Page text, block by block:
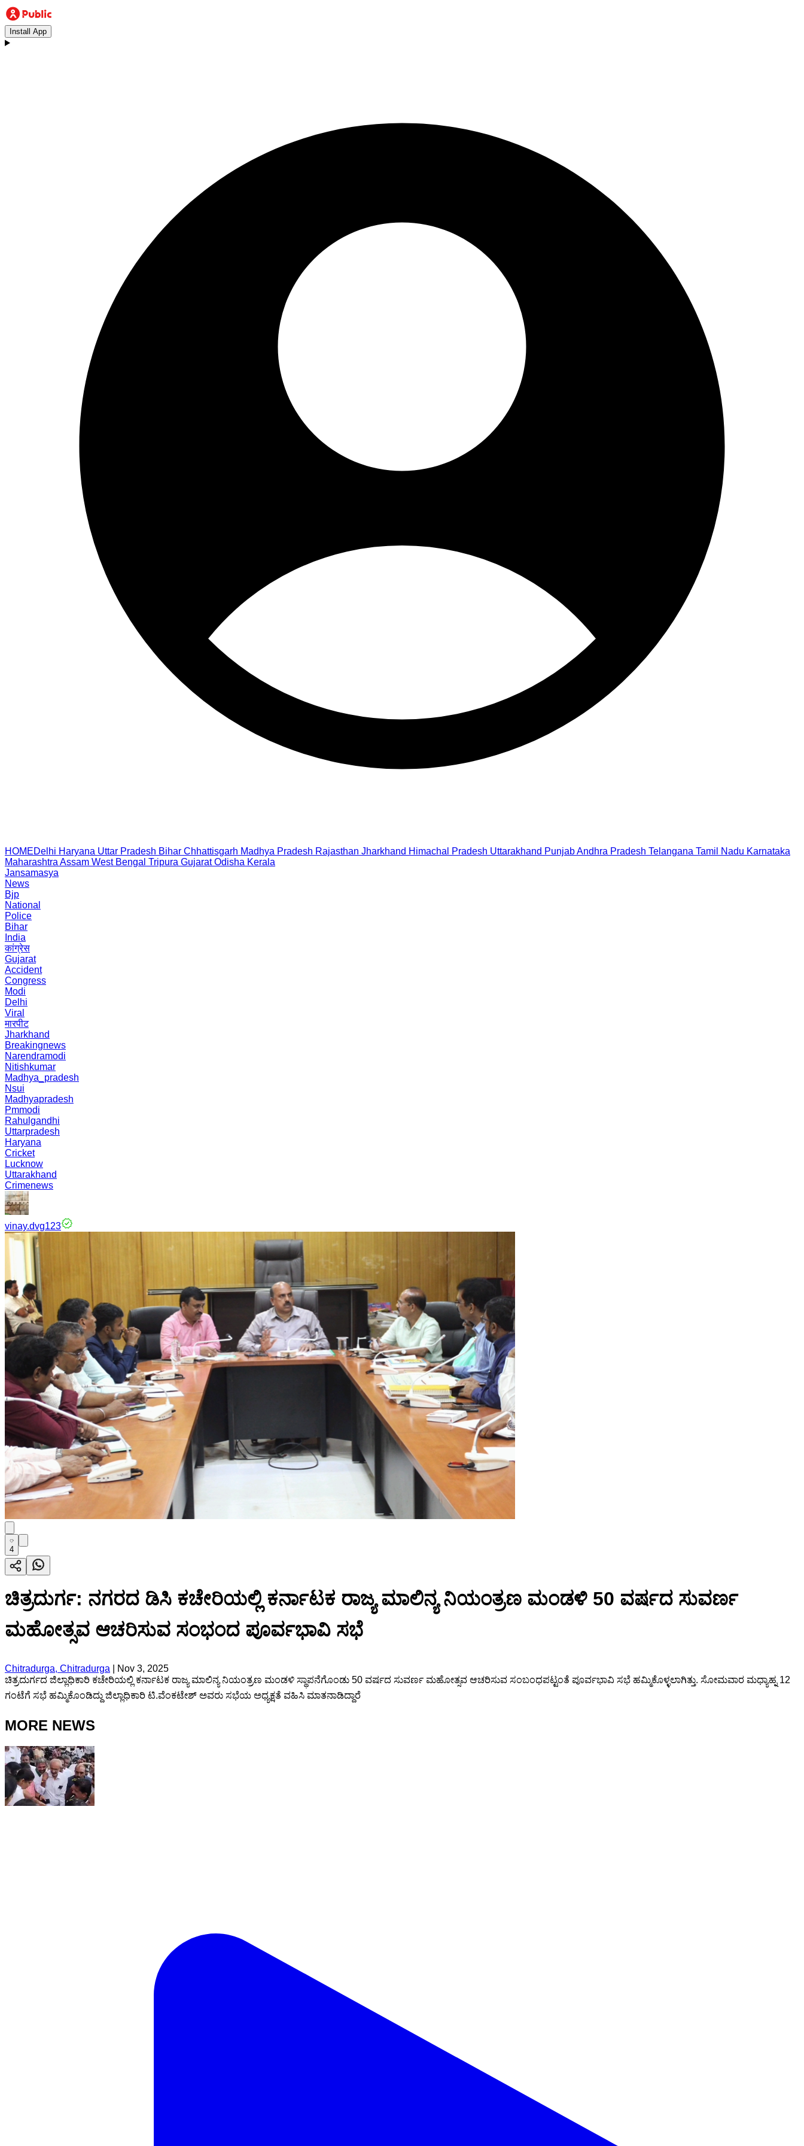
Install App
HOMEDelhi Haryana Uttar Pradesh Bihar Chhattisgarh Madhya Pradesh Rajasthan Jharkhand Himachal Pradesh Uttarakhand PunjabAndhra Pradesh Telangana Tamil Nadu Karnataka
Maharashtra Assam West Bengal Tripura Gujarat Odisha Kerala
Jansamasya
News
Bjp
National
Police
Bihar
India
कांग्रेस
Gujarat
Accident
Congress
Modi
Delhi
Viral
मारपीट
Jharkhand
Breakingnews
Narendramodi
Nitishkumar
Madhya_pradesh
Nsui
Madhyapradesh
Pmmodi
Rahulgandhi
Uttarpradesh
Haryana
Cricket
Lucknow
Uttarakhand
Crimenews
vinay.dvg123
4
ಚಿತ್ರದುರ್ಗ: ನಗರದ ಡಿಸಿ ಕಚೇರಿಯಲ್ಲಿ ಕರ್ನಾಟಕ ರಾಜ್ಯ ಮಾಲಿನ್ಯ ನಿಯಂತ್ರಣ ಮಂಡಳಿ 50 ವರ್ಷದ ಸುವರ್ಣ
ಮಹೋತ್ಸವ ಆಚರಿಸುವ ಸಂಭಂದ ಪೂರ್ವಭಾವಿ ಸಭೆ
Chitradurga, Chitradurga
Nov 3, 2025
ಚಿತ್ರದುರ್ಗದ ಜಿಲ್ಲಾಧಿಕಾರಿ ಕಚೇರಿಯಲ್ಲಿ ಕರ್ನಾಟಕ ರಾಜ್ಯ ಮಾಲಿನ್ಯ ನಿಯಂತ್ರಣ ಮಂಡಳಿ ಸ್ಥಾಪನೆಗೊಂಡು 50 ವರ್ಷದ ಸುವರ್ಣ ಮಹೋತ್ಸವ ಆಚರಿಸುವ ಸಂಬಂಧಪಟ್ಟಂತೆ ಪೂರ್ವಭಾವಿ ಸಭೆ ಹಮ್ಮಿಕೊಳ್ಳಲಾಗಿತ್ತು. ಸೋಮವಾರ ಮಧ್ಯಾಹ್ನ 12
ಗಂಟೆಗೆ ಸಭೆ ಹಮ್ಮಿಕೊಂಡಿದ್ದು ಜಿಲ್ಲಾಧಿಕಾರಿ ಟಿ.ವೆಂಕಟೇಶ್ ಅವರು ಸಭೆಯ ಅಧ್ಯಕ್ಷತೆ ವಹಿಸಿ ಮಾತನಾಡಿದ್ದಾರೆ
MORE NEWS